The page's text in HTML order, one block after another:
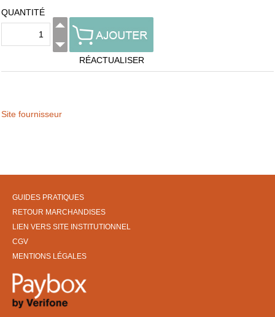
QUANTITÉ
RÉACTUALISER
Site fournisseur
GUIDES PRATIQUES
RETOUR MARCHANDISES
LIEN VERS SITE INSTITUTIONNEL
CGV
MENTIONS LÉGALES